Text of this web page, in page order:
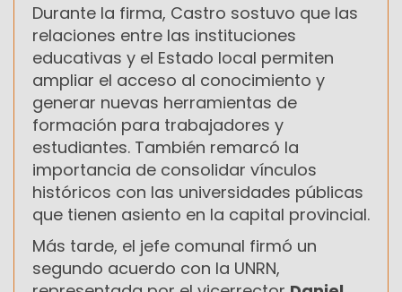
Durante la firma, Castro sostuvo que las
relaciones entre las instituciones
educativas y el Estado local permiten
ampliar el acceso al conocimiento y
generar nuevas herramientas de
formación para trabajadores y
estudiantes. También remarcó la
importancia de consolidar vínculos
históricos con las universidades públicas
que tienen asiento en la capital provincial.
Más tarde, el jefe comunal firmó un
segundo acuerdo con la UNRN,